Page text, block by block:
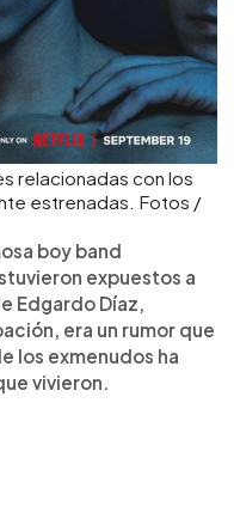
relacionadas con los
estrenadas. Fotos /
boy band
expuestos a
Edgardo Díaz,
era un rumor que
los exmenudos ha
vivieron.